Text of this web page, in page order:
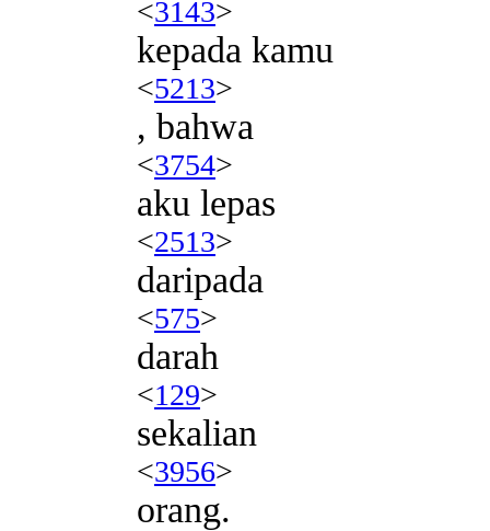
<3143>
kepada kamu
<5213>
, bahwa
<3754>
aku lepas
<2513>
daripada
<575>
darah
<129>
sekalian
<3956>
orang.